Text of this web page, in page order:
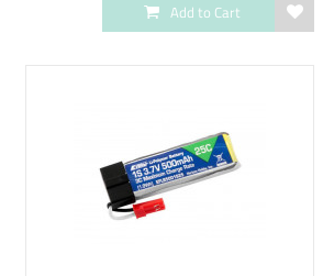
Add to Cart